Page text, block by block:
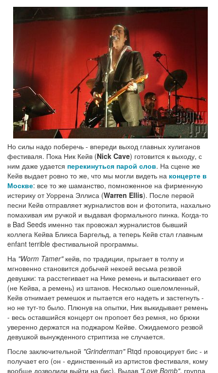
Но силы надо поберечь - впереди выход главных хулиганов
фестиваля. Пока Ник Кейв (Nick Cave) готовится к выходу, с
ним даже удается перекинуться парой слов. На сцене же
Кейв выдает ровно то же, что мы могли видеть на концерте в
Москве: все то же шаманство, помноженное на фирменную
истерику от Уоррена Эллиса (Warren Ellis). После первой
песни Кейв отправляет журналистов вон и фотопита, нахально
помахивая им ручкой и выдавая формального пинка. Когда-то
в Bad Seeds именно так провожал журналистов бывший
коллега Кейва Бликса Баргельд, а теперь Кейв стал главным
enfant terrible фестивальной программы.
На "Worm Tamer"кейв, по традиции, прыгает в толпу и
мгновенно становится добычей некоей весьма резвой
девушки: та расстегивает на Нике ремень и вытаскивает его
(не Кейва, а ремень) из штанов. Несколько ошеломленный,
Кейв отнимает ремешок и пытается его надеть и застегнуть -
но не тут-то было. Плюнув на опытки, Ник выкидывает ремень
- весь оставшийся концерт он пропоет без ремня, но брюки
уверенно держатся на поджаром Кейве. Ожидаемого резвой
девушкой вынужденного стриптиза не случается.
После заключительной "Grinderman"Rtqd провоцирует бис - и
получает его (он - единственный из артистов фестиваля, кому
вообще дозволили выйти на бис). Выдав "Love Bomb", группа